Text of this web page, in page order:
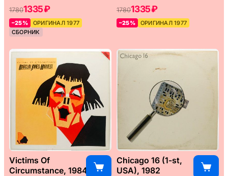
17801335 ₽
–25%
ОРИГИНАЛ 1977
СБОРНИК
17801335 ₽
–25% ОРИГИНАЛ 1977
Victims Of
Circumstance, 1984
Chicago 16 (1-st,
USA), 1982